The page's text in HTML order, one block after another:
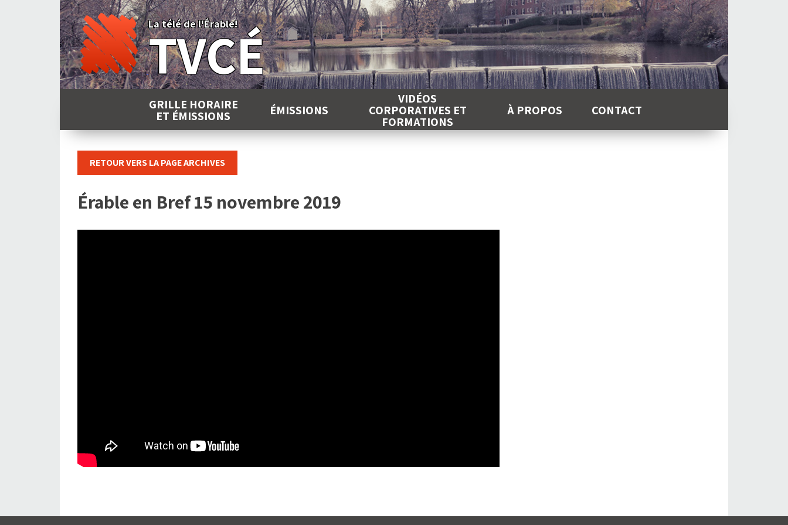
La télé de l'Érable!
TVCÉ
GRILLE HORAIRE
ET ÉMISSIONS ÉMISSIONS
VIDÉOS
CORPORATIVES ET
FORMATIONS
À PROPOS CONTACT
RETOUR VERS LA PAGE ARCHIVES
Érable en Bref 15 novembre 2019